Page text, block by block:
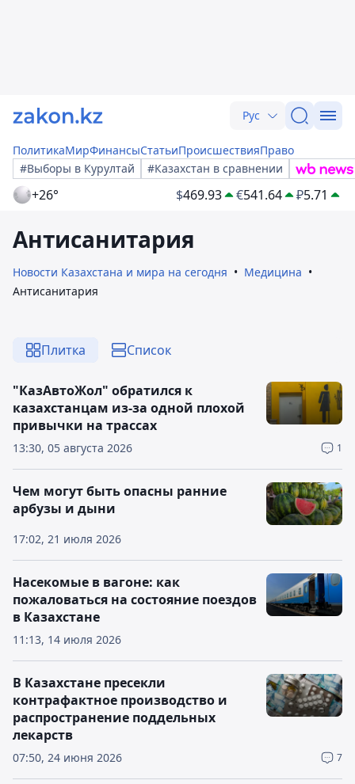
Рус
ПолитикаМирФинансыСтатьиПроисшествияПраво
#Выборы в Курултай
#Казахстан в сравнении
+26° $469.93 €541.64 ₽5.71
Антисанитария
Новости Казахстана и мира на сегодня
Медицина
Антисанитария
Плитка Список
13:30, 05 августа 2026 1
"КазАвтоЖол" обратился к
казахстанцам из-за одной плохой
привычки на трассах
17:02, 21 июля 2026
Чем могут быть опасны ранние
арбузы и дыни
11:13, 14 июля 2026
Насекомые в вагоне: как
пожаловаться на состояние поездов
в Казахстане
07:50, 24 июня 2026 7
В Казахстане пресекли
контрафактное производство и
распространение поддельных
лекарств